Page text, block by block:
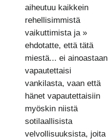
aiheutuu kaikkein
rehellisimmistä
vaikuttimista ja »
ehdotatte, että tätä
miestä... ei ainoastaan
vapautettaisi
vankilasta, vaan että
hänet vapautettaisiin
myöskin niistä
sotilaallisista
velvollisuuksista, joita